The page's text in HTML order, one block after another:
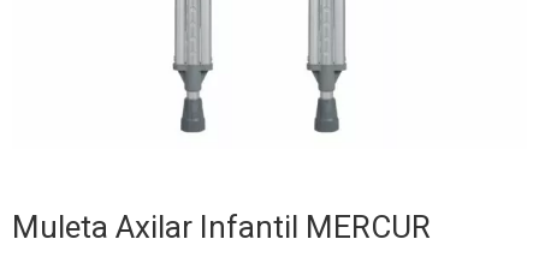
Muleta Axilar Infantil MERCUR